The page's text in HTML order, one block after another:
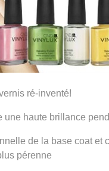
ré-inventé!
haute brillance
de la base coat et
pérenne